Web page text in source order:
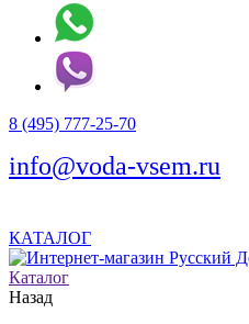
8 (495) 777-25-70
info@voda-vsem.ru
КАТАЛОГ
Каталог
Назад